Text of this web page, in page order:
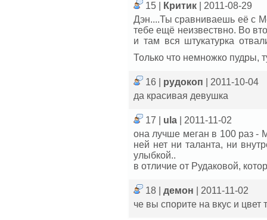
15 | Критик
| 2011-08-29
Дэн....Ты сравниваешь её с
тебе ещё неизвествно. Во
и там вся штукатурка
Только что немножко пудры,
16 | рудокоп
| 2011-10-04
да красивая девушка
17 | ula
| 2011-11-02
она лучше меган в 100 раз -
ней нет ни таланта, ни
улыбкой..
в отличие от Рудаковой,
18 | демон
| 2011-11-02
че вы спорите на вкус и цвет